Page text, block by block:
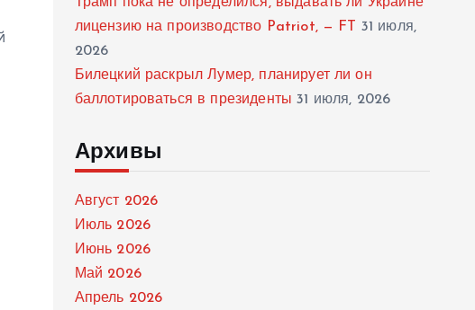
Трамп пока не определился, выдавать ли Украине
лицензию на производство Patriot, — FT
31 июля,
2026
Билецкий раскрыл Лумер, планирует ли он
баллотироваться в президенты 31 июля, 2026
Архивы
Август 2026
Июль 2026
Июнь 2026
Май 2026
Апрель 2026